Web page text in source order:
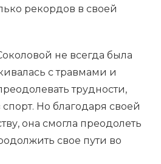
рекордов в своей
не всегда была
с травмами и
трудности,
Но благодаря своей
она смогла преодолеть
свое пути во